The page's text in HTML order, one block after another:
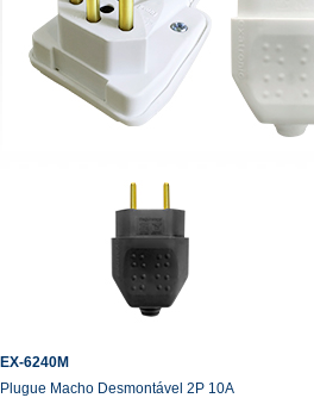
EX-6240M
Plugue Macho Desmontável 2P 10A